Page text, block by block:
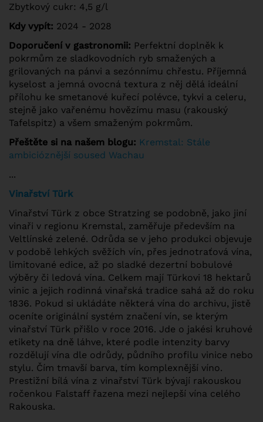
Zbytkový cukr: 4,5 g/l
Kdy vypít: 2024 - 2028
Doporučení v gastronomii: Perfektní doplněk k
pokrmům ze sladkovodních ryb smažených a
grilovaných na pánvi a sezónnímu chřestu. Příjemná
kyselost a jemná ovocná textura z něj dělá ideální
přílohu ke smetanové kuřecí polévce, tykvi a celeru,
stejně jako vařenému hovězímu masu (rakouský
Tafelspitz) a všem smaženým pokrmům.
Přeštěte si na našem blogu: Kremstal: Stále
ambicióznější soused Wachau
...
Vinařství Türk
Vinařství Türk z obce Stratzing se podobně, jako jiní
vinaři v regionu Kremstal, zaměřuje především na
Veltlínské zelené. Odrůda se v jeho produkci objevuje
v podobě lehkých svěžích vín, přes jednotraťová vína,
limitované edice, až po sladké dezertní bobulové
výběry či ledová vína. Celkem mají Türkovi 18 hektarů
vinic a jejich rodinná vinařská tradice sahá až do roku
1836. Pokud si ukládáte některá vína do archivu, jistě
oceníte originální systém značení vín, se kterým
vinařství Türk přišlo v roce 2016. Jde o jakési kruhové
etikety na dně láhve, které podle intenzity barvy
rozdělují vína dle odrůdy, půdního profilu vinice nebo
stylu. Čím tmavší barva, tím komplexnější víno.
Prestižní bílá vína z vinařství Türk bývají rakouskou
ročenkou Falstaff řazena mezi nejlepší vína celého
Rakouska.